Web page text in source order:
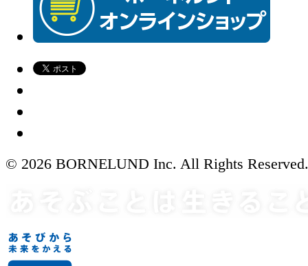
© 2026 BORNELUND Inc. All Rights Reserved.